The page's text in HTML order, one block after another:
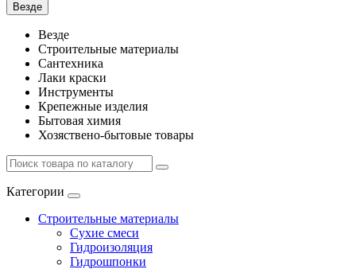
Везде
Везде
Строительные материалы
Сантехника
Лаки краски
Инструменты
Крепежные изделия
Бытовая химия
Хозяствено-бытовые товары
Категории
Строительные материалы
Сухие смеси
Гидроизоляция
Гидрошпонки